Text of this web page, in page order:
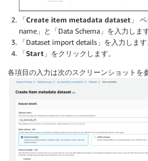
「Create item metadata dataset」
name」と「Data Schema」を入力します
「Dataset import details」を入力します
「Start」 をクリックします。
各項目の入力は次のスクリーンショットを